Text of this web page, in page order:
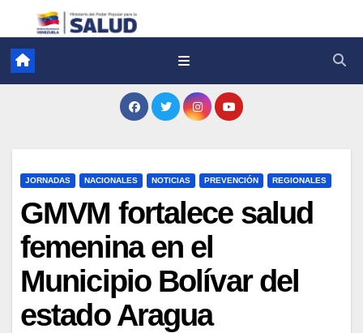
JORNADAS NACIONALES NOTICIAS PREVENCIÓN REGIONALES
GMVM fortalece salud
femenina en el
Municipio Bolívar del
estado Aragua